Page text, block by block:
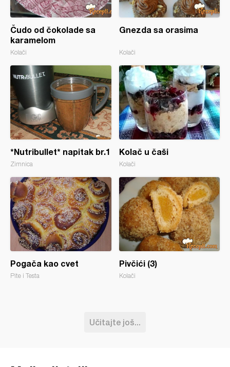
Čudo od čokolade sa
karamelom
Kolači
Gnezda sa orasima
Kolači
*Nutribullet* napitak br.1
Zimnica
Kolač u čaši
Kolači
Pogača kao cvet
Pite i Testa
Pivčići (3)
Kolači
Učitajte još...